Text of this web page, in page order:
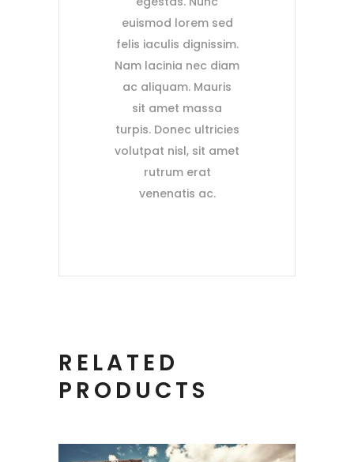
euismod lorem sed
felis iaculis dignissim.
Nam lacinia nec diam
ac aliquam. Mauris
sit amet massa
turpis. Donec ultricies
volutpat nisl, sit amet
rutrum erat
venenatis ac.
RELATED
PRODUCTS